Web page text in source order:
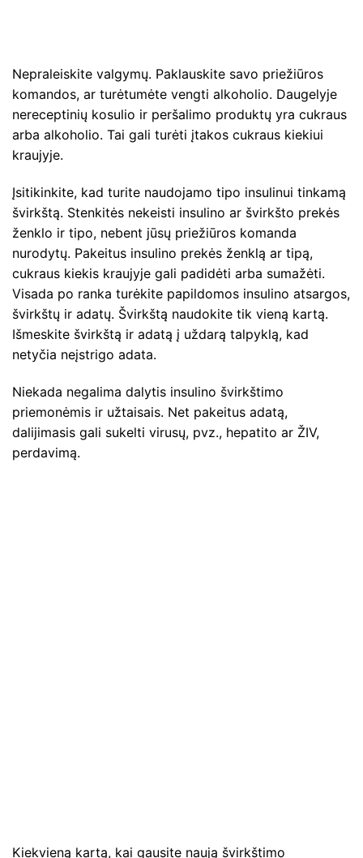
Nepraleiskite valgymų. Paklauskite savo priežiūros
komandos, ar turėtumėte vengti alkoholio. Daugelyje
nereceptinių kosulio ir peršalimo produktų yra cukraus
arba alkoholio. Tai gali turėti įtakos cukraus kiekiui
kraujyje.
Įsitikinkite, kad turite naudojamo tipo insulinui tinkamą
švirkštą. Stenkitės nekeisti insulino ar švirkšto prekės
ženklo ir tipo, nebent jūsų priežiūros komanda
nurodytų. Pakeitus insulino prekės ženklą ar tipą,
cukraus kiekis kraujyje gali padidėti arba sumažėti.
Visada po ranka turėkite papildomos insulino atsargos,
švirkštų ir adatų. Švirkštą naudokite tik vieną kartą.
Išmeskite švirkštą ir adatą į uždarą talpyklą, kad
netyčia neįstrigo adata.
Niekada negalima dalytis insulino švirkštimo
priemonėmis ir užtaisais. Net pakeitus adatą,
dalijimasis gali sukelti virusų, pvz., hepatito ar ŽIV,
perdavimą.
Kiekvieną kartą, kai gausite naują švirkštimo